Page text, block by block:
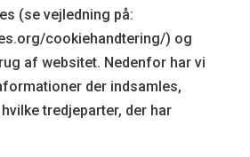
(se vejledning på:
cookiehandtering/) og
af websitet. Nedenfor har vi
der indsamles,
tredjeparter, der har